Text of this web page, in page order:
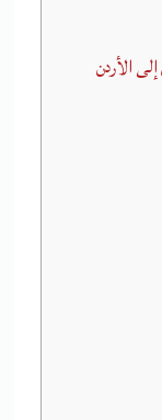
الأردن